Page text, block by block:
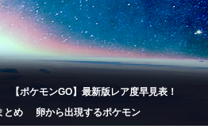
【ポケモンGO】最新版レア度早見表！
とめ
卵から出現するポケモン